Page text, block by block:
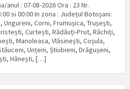
anul : 07-08-2026 Ora : 23 Nr.
si 00:00 In zona : Județul Botoşani:
Ungureni, Corni, Frumușica, Trușești,
Curtești, Rădăuți-Prut, Răchiți,
Manoleasa, Vlăsinești, Coșula,
Unțeni, Știubieni, Drăgușeni,
Hănești, […]